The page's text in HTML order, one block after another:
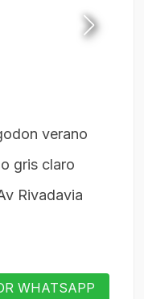
verano
gris claro
Rivadavia
WHATSAPP